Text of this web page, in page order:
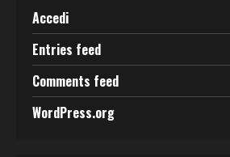
Accedi
Entries feed
Comments feed
WordPress.org